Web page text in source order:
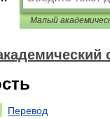
Перевод